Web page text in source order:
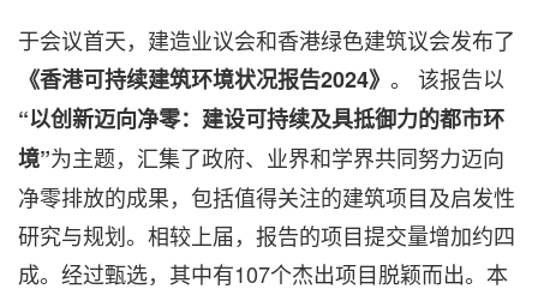
于会议首天，建造业议会和香港绿色建筑议会发布了
《香港可持续建筑环境状况报告2024》 。 该报告以
“以创新迈向净零：建设可持续及具抵御力的都市环
境”为主题，汇集了政府、业界和学界共同努力迈向
净零排放的成果，包括值得关注的建筑项目及启发性
研究与规划。相较上届，报告的项目提交量增加约四
成。经过甄选，其中有107个杰出项目脱颖而出。本